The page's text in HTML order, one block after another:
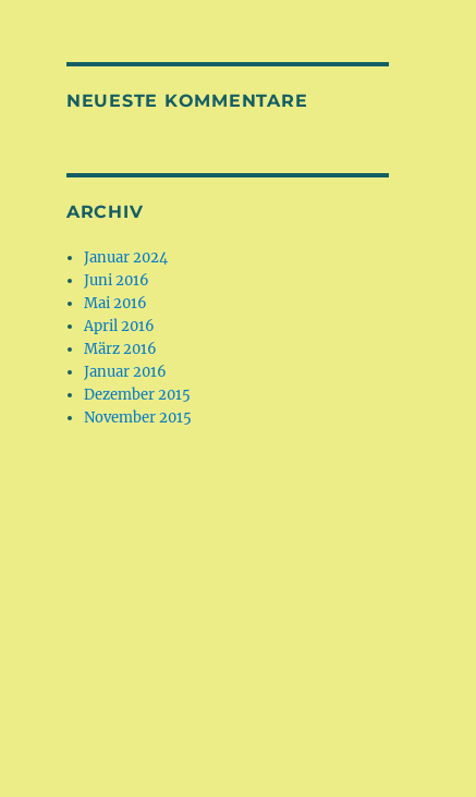
NEUESTE KOMMENTARE
ARCHIV
Januar 2024
Juni 2016
Mai 2016
April 2016
März 2016
Januar 2016
Dezember 2015
November 2015